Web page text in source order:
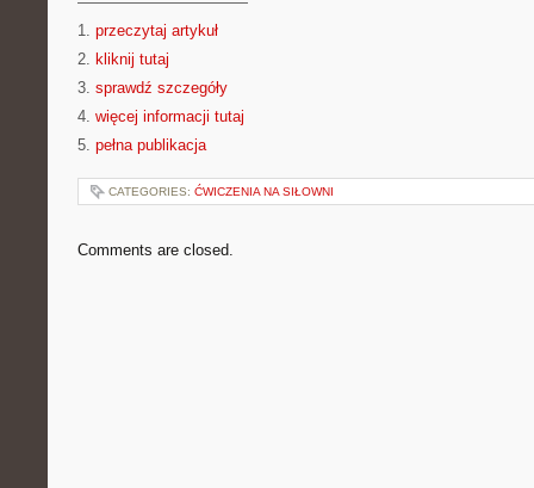
1. przeczytaj artykuł
2. kliknij tutaj
3. sprawdź szczegóły
4. więcej informacji tutaj
5. pełna publikacja
CATEGORIES: ĆWICZENIA NA SIŁOWNI
Comments are closed.